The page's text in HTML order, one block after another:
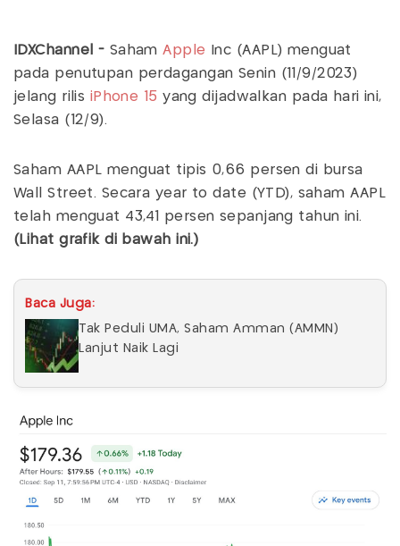
IDXChannel - SahamApple
Inc (AAPL) menguat
pada penutupan perdagangan Senin (11/9/2023)
jelang rilis iPhone 15 yang dijadwalkan pada hari ini,
Selasa (12/9).
Saham AAPL menguat tipis 0,66 persen di bursa
Wall Street. Secara year to date (YTD), saham AAPL
telah menguat 43,41 persen sepanjang tahun ini.
(Lihat grafik di bawah ini.)
Baca Juga:
Tak Peduli UMA, Saham Amman (AMMN)
Lanjut Naik Lagi